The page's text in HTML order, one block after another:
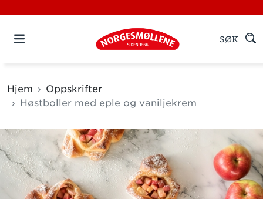
SØK
Hjem
Oppskrifter
Høstboller med eple og vaniljekrem